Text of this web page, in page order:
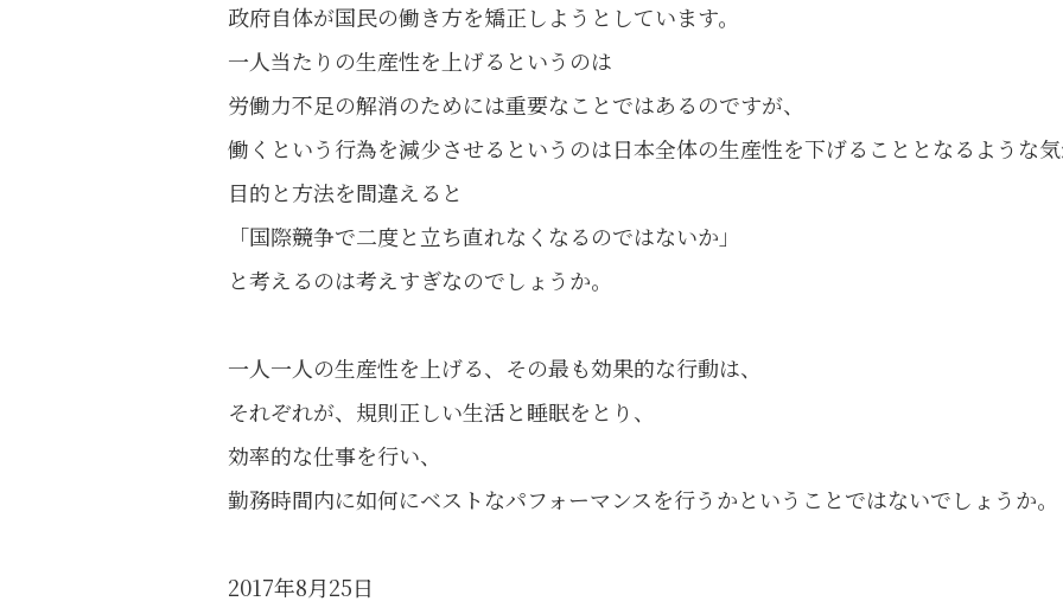
政府自体が国民の働き方を矯正しようとしています。
一人当たりの生産性を上げるというのは
労働力不足の解消のためには重要なことではあるのですが、
働くという行為を減少させるというのは日本全体の生産性を下げることとなるような
目的と方法を間違えると
「国際競争で二度と立ち直れなくなるのではないか」
と考えるのは考えすぎなのでしょうか。
一人一人の生産性を上げる、その最も効果的な行動は、
それぞれが、規則正しい生活と睡眠をとり、
効率的な仕事を行い、
勤務時間内に如何にベストなパフォーマンスを行うかということではないでしょうか。
2017年8月25日